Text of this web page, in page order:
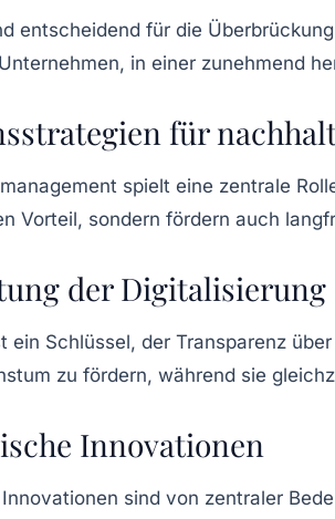
entscheidend für die
in einer zunehmend
für
spielt eine zentrale
Vorteil, sondern fördern auch
der Digitalisierung
ein Schlüssel, der Transparenz
zu fördern, während sie
Innovationen
Innovationen sind von zentraler